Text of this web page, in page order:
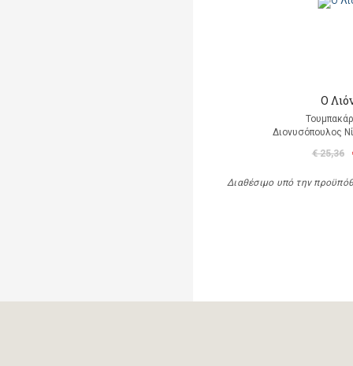
Ο
Διονυσόπουλος
€ 25,36
Διαθέσιμο υπό την